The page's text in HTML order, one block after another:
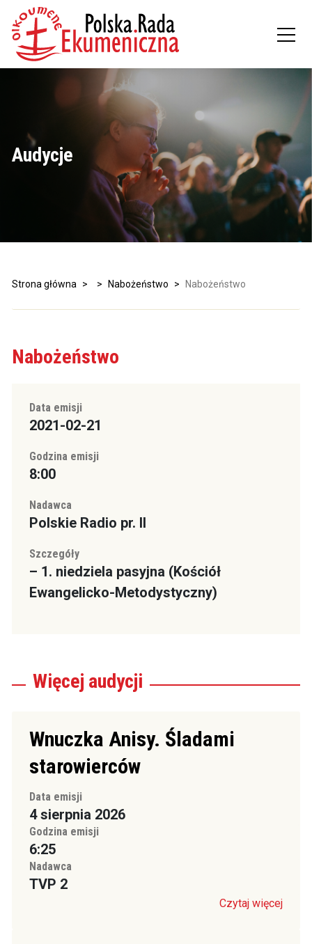
Audycje
Strona główna > > Nabożeństwo > Nabożeństwo
Nabożeństwo
Data emisji
2021-02-21
Godzina emisji
8:00
Nadawca
Polskie Radio pr. II
Szczegóły
– 1. niedziela pasyjna (Kościół
Ewangelicko-Metodystyczny)
Więcej audycji
Wnuczka Anisy. Śladami
starowierców
Data emisji
4 sierpnia 2026
Godzina emisji
6:25
Nadawca
TVP 2
Czytaj więcej